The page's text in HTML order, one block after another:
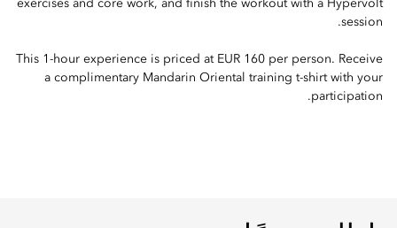
exercises and core work, and finish the workout with a Hypervolt
session.
This 1-hour experience is priced at EUR 160 per person. Receive
a complimentary Mandarin Oriental training t-shirt with your
participation.